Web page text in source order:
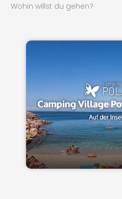
Wohin willst du gehen?